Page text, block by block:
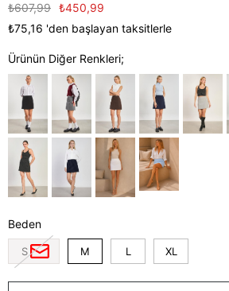
₺607,99 ₺450,99
₺75,16 'den başlayan taksitlerle
Ürünün Diğer Renkleri;
Beden
S M L XL